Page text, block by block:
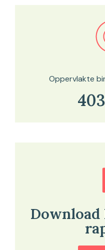
Bekijk in
Oppervlakte